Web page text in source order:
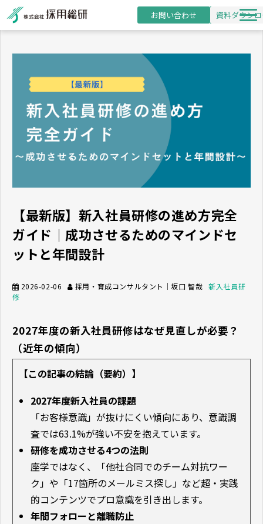
お問い合わせ 資料ダウン
導入事例
採用・研修コラム
お役立ち資料
セミナー
【最新版】新入社員研修の進め方完全
ガイド｜成功させるためのマインドセ
ットと年間設計
2026-02-06 採用・育成コンサルタント｜坂口 智哉
新入社員研
修
2027年度の新入社員研修はなぜ見直しが必要？
（近年の傾向）
【この記事の結論（要約）】
2027年度新入社員の課題
「お客様意識」が抜けにくい傾向にあり、意識調
査では63.1%が強い不安を抱えています。
研修を成功させる4つの法則
座学ではなく、「他社合同でのチーム対抗ワー
ク」や「17箇所のメールミス探し」など超・実践
的コンテンツでプロ意識を引き出します。
年間フォローと離職防止